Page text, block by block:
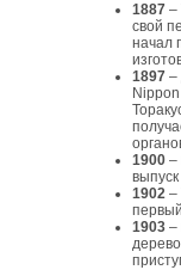
1887 –
свой
начал
1897 –
1900 –
1902 –
1903 –